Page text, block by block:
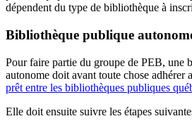
dépendent du type de bibliothèque à
Bibliothèque publique
Pour faire partie du groupe de PEB, une
autonome doit avant toute chose adhérer
prêt entre les bibliothèques publiques
Elle doit ensuite suivre les étapes